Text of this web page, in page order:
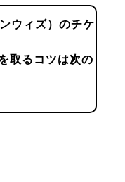
ウィズ）のチケ
取るコツは次の
chevron_right